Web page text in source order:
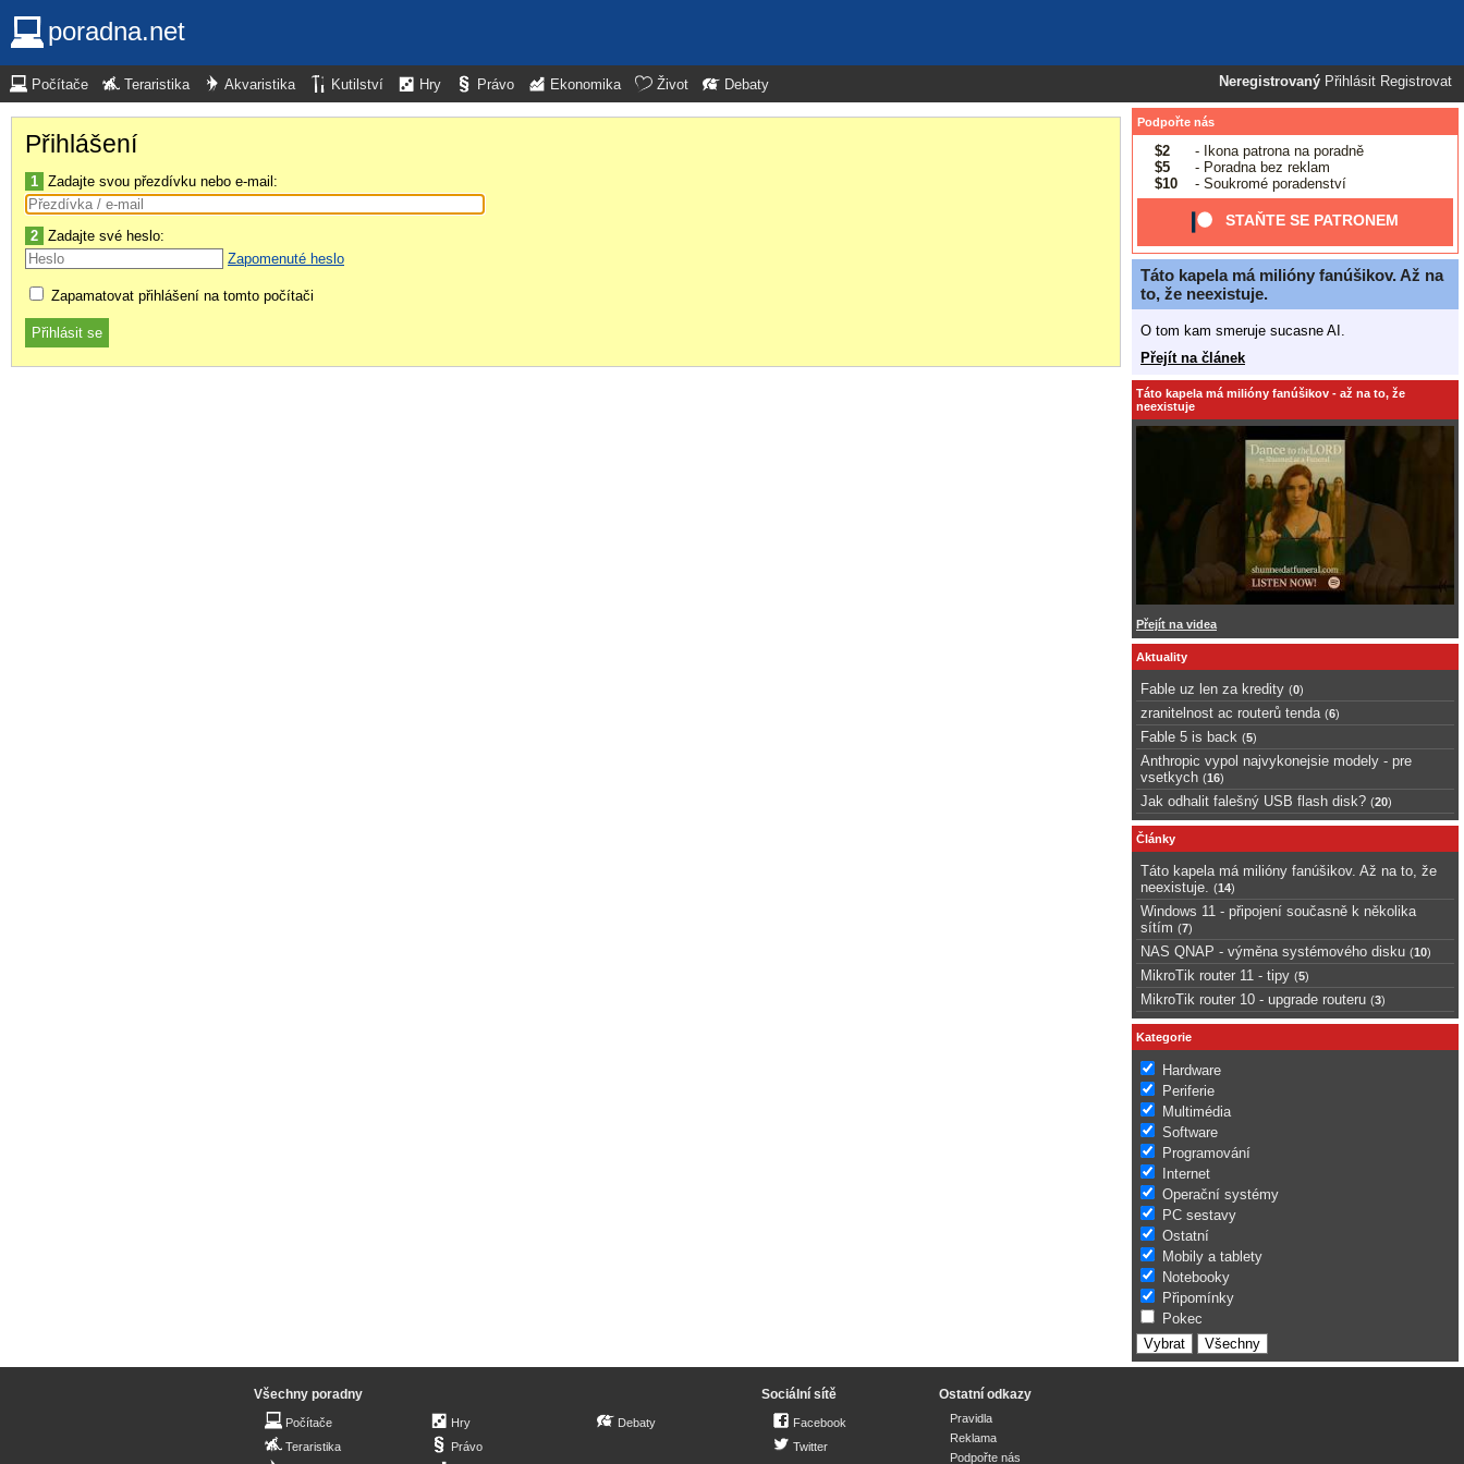
poradna.net
Neregistrovaný Přihlásit Registrovat
Počítače Teraristika Akvaristika Kutilství Hry Právo Ekonomika Život Debaty
Přihlášení
1 Zadajte svou přezdívku nebo e-mail:
2 Zadajte své heslo:
Zapomenuté heslo
Zapamatovat přihlášení na tomto počítači
Podpořte nás
$2
- Ikona patrona na poradně
$5
- Poradna bez reklam
$10
- Soukromé poradenství
STAŇTE SE PATRONEM
Táto kapela má milióny fanúšikov. Až na
to, že neexistuje.
O tom kam smeruje sucasne AI.
Přejít na článek
Táto kapela má milióny fanúšikov - až na to, že
neexistuje
Přejít na videa
Aktuality
Fable uz len za kredity (0)
zranitelnost ac routerů tenda (6)
Fable 5 is back (5)
Anthropic vypol najvykonejsie modely - pre
vsetkych (16)
Jak odhalit falešný USB flash disk? (20)
Články
Táto kapela má milióny fanúšikov. Až na to, že
neexistuje.
(14)
Windows 11 - připojení současně k několika
sítím (7)
NAS QNAP - výměna systémového disku (10)
MikroTik router 11 - tipy (5)
MikroTik router 10 - upgrade routeru (3)
Kategorie
Hardware
Periferie
Multimédia
Software
Programování
Internet
Operační systémy
PC sestavy
Ostatní
Mobily a tablety
Notebooky
Připomínky
Pokec
Všechny poradny
Počítače
Teraristika
Hry
Právo
Debaty
Sociální sítě
Facebook
Twitter
Ostatní odkazy
Pravidla
Reklama
Podpořte nás